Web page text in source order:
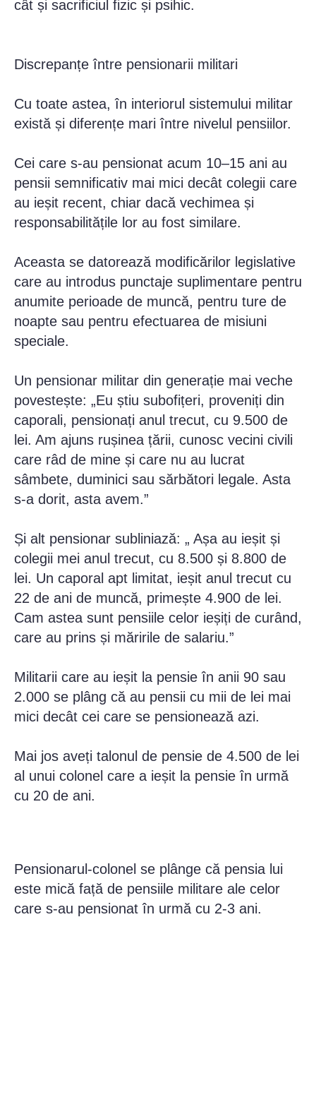
cât și sacrificiul fizic și psihic.
Discrepanțe între pensionarii militari
Cu toate astea, în interiorul sistemului militar
există și diferențe mari între nivelul pensiilor.
Cei care s-au pensionat acum 10–15 ani au
pensii semnificativ mai mici decât colegii care
au ieșit recent, chiar dacă vechimea și
responsabilitățile lor au fost similare.
Aceasta se datorează modificărilor legislative
care au introdus punctaje suplimentare pentru
anumite perioade de muncă, pentru ture de
noapte sau pentru efectuarea de misiuni
speciale.
Un pensionar militar din generație mai veche
povestește: „Eu știu subofițeri, proveniți din
caporali, pensionați anul trecut, cu 9.500 de
lei. Am ajuns rușinea țării, cunosc vecini civili
care râd de mine și care nu au lucrat
sâmbete, duminici sau sărbători legale. Asta
s-a dorit, asta avem.”
Și alt pensionar subliniază: „ Așa au ieșit și
colegii mei anul trecut, cu 8.500 și 8.800 de
lei. Un caporal apt limitat, ieșit anul trecut cu
22 de ani de muncă, primește 4.900 de lei.
Cam astea sunt pensiile celor ieșiți de curând,
care au prins și măririle de salariu.”
Militarii care au ieșit la pensie în anii 90 sau
2.000 se plâng că au pensii cu mii de lei mai
mici decât cei care se pensionează azi.
Mai jos aveți talonul de pensie de 4.500 de lei
al unui colonel care a ieșit la pensie în urmă
cu 20 de ani.
Pensionarul-colonel se plânge că pensia lui
este mică față de pensiile militare ale celor
care s-au pensionat în urmă cu 2-3 ani.